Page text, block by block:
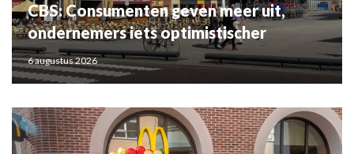
CBS: Consumenten geven meer uit,
ondernemers iets optimistischer
6 augustus 2026